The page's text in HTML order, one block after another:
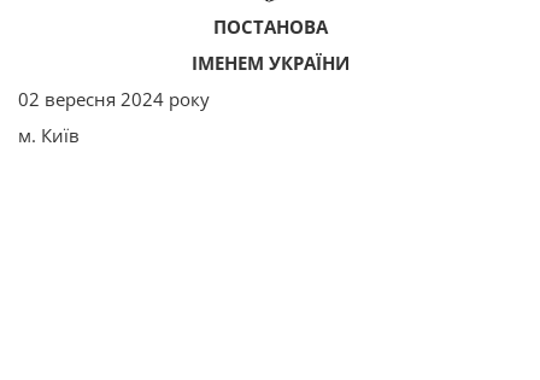
ПОСТАНОВА
ІМЕНЕМ УКРАЇНИ
02 вересня 2024 року
м. Київ